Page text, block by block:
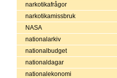
narkotikafrågor
narkotikamissbruk
NASA
nationalarkiv
nationalbudget
nationaldagar
nationalekonomi